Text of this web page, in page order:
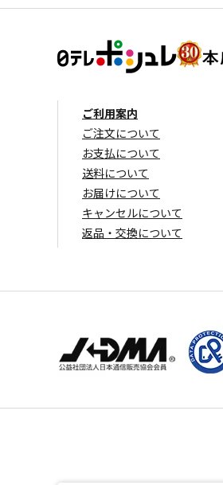
ご利用案内
ご注文について
お支払について
送料について
お届けについて
キャンセルについて
返品・交換について